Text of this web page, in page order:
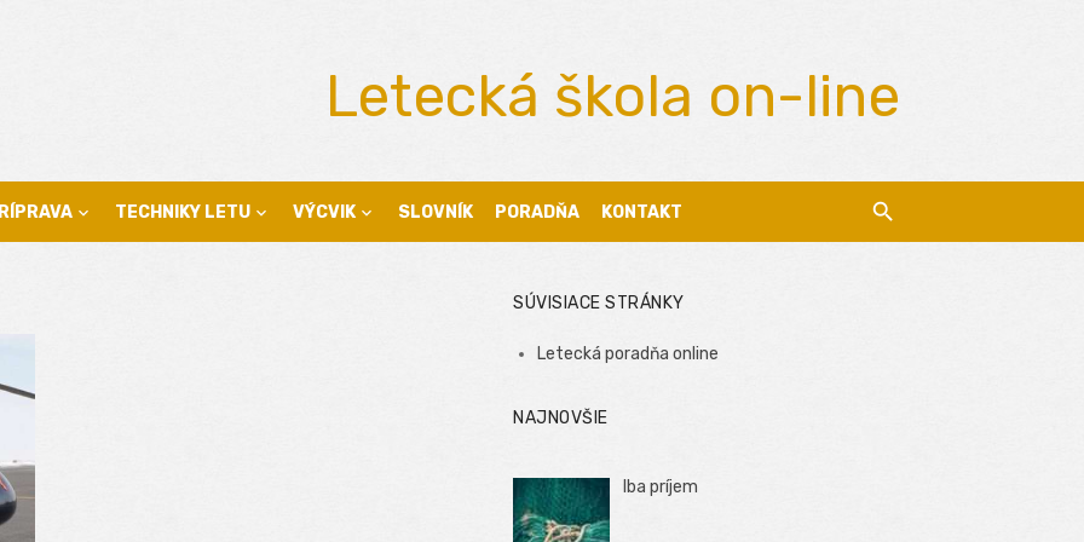
Letecká škola on-line
TECHNIKY LETU VÝCVIK SLOVNÍK PORADŇA KONTAKT
SÚVISIACE STRÁNKY
Letecká poradňa online
NAJNOVŠIE
Iba príjem